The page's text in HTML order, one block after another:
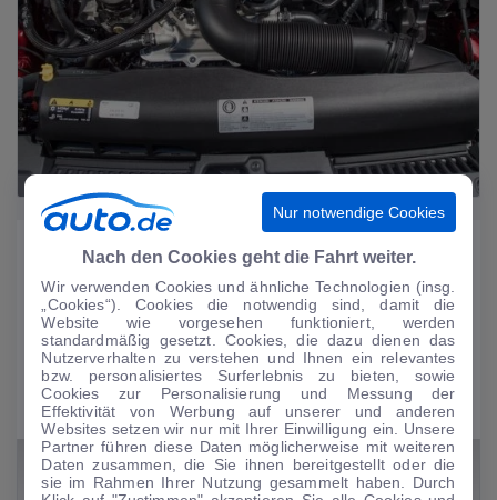
Der Opel Tigra ist ein sicheres Fahrzeug mit guten Ergebnissen im
Bereich der passiven Sicherheit.
Bessere Spurtreue dank ABS
Nebelscheinwerfer
Für mehr Sicherheit: Seitenairbag
Nur notwendige Cookies
Nach den Cookies geht die Fahrt weiter.
Wir verwenden Cookies und ähnliche Technologien (insg.
„Cookies“). Cookies die notwendig sind, damit die
Website wie vorgesehen funktioniert, werden
standardmäßig gesetzt. Cookies, die dazu dienen das
Nutzerverhalten zu verstehen und Ihnen ein relevantes
bzw. personalisiertes Surferlebnis zu bieten, sowie
Cookies zur Personalisierung und Messung der
Effektivität von Werbung auf unserer und anderen
Websites setzen wir nur mit Ihrer Einwilligung ein. Unsere
Partner führen diese Daten möglicherweise mit weiteren
Daten zusammen, die Sie ihnen bereitgestellt oder die
sie im Rahmen Ihrer Nutzung gesammelt haben. Durch